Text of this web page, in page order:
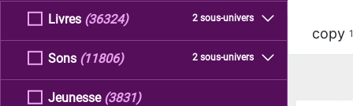
Livres 2 sous-univers
(36324)
Sons 2 sous-univers
(11806)
Jeunesse (3831)
copy